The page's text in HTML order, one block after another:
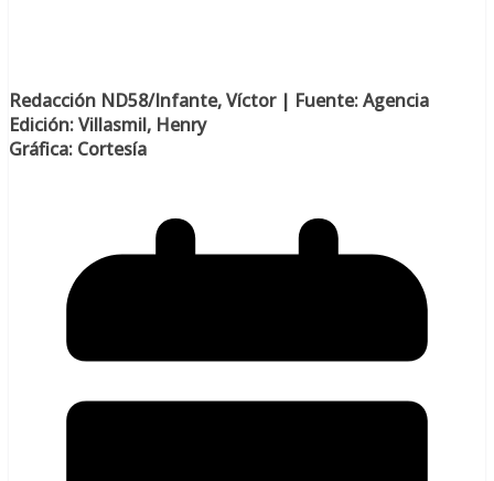
Redacción ND58/Infante, Víctor | Fuente: Agencia
Edición: Villasmil, Henry
Gráfica: Cortesía